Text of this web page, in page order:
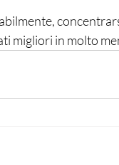
migliori in molto